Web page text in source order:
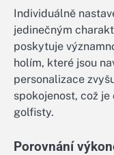
Individuálně
jedinečným
poskytuje
holím, které jsou
personalizace
spokojenost, což
golfisty.
Porovnání